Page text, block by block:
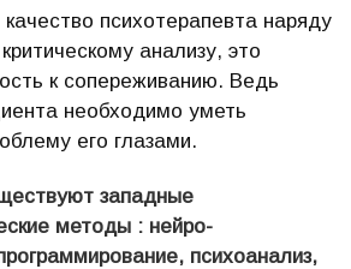
психотерапевта наряду
анализу, это
к сопереживанию. Ведь
необходимо уметь
его глазами.
западные
методы : нейро-
психоанализ,